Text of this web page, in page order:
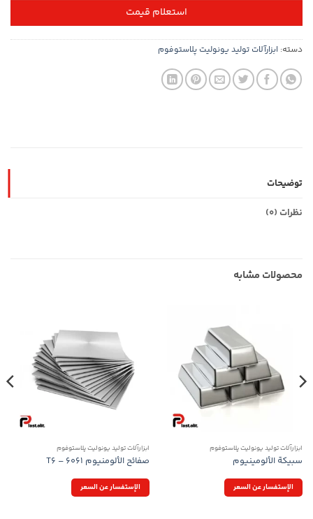
استعلام قیمت
دسته: ابزارآلات تولید یونولیت پلاستوفوم
توضیحات
نظرات (0)
محصولات مشابه
ابزارآلات تولید یونولیت پلاستوفوم
سبيكة الألومينيوم
الإستفسار عن السعر
ابزارآلات تولید یونولیت پلاستوفوم
صفائح الألومنيوم T6 – 6061
الإستفسار عن السعر